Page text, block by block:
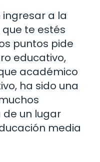
a la
que te estés
puntos pide
educativo,
académico
ha sido una
un lugar
media